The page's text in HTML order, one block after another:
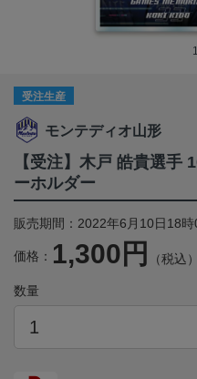
受注生産
モンテディオ山形
【受注】木戸 皓貴選手
ーホルダー
販売期間：2022年6月10日18
価格： 1,300円 （税込）
数量